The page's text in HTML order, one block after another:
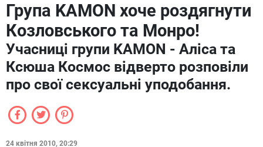
Група KAMON хоче роздягнути
Козловського та Монро!
Учасниці групи KAMON - Аліса та
Ксюша Космос відверто розповіли
про свої сексуальні уподобання.
24 квітня 2010, 20:29